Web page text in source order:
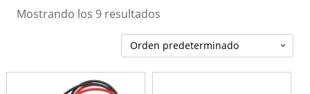
Mostrando los 9 resultados